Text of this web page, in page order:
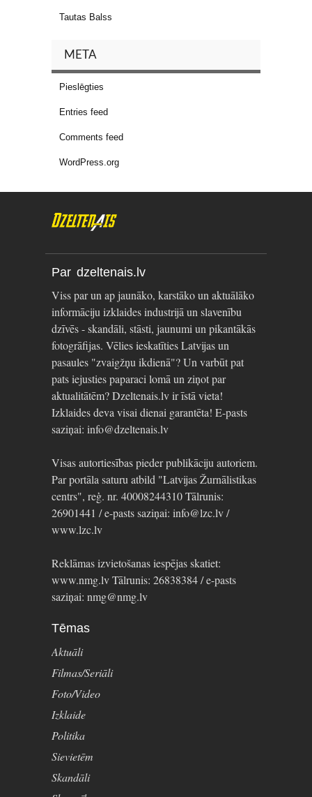
Tautas Balss
META
Pieslēgties
Entries feed
Comments feed
WordPress.org
Par dzeltenais.lv
Viss par un ap jaunāko, karstāko un aktuālāko
informāciju izklaides industrijā un slavenību
dzīvēs - skandāli, stāsti, jaunumi un pikantākās
fotogrāfijas. Vēlies ieskatīties Latvijas un
pasaules "zvaigžņu ikdienā"? Un varbūt pat
pats iejusties paparaci lomā un ziņot par
aktualitātēm? Dzeltenais.lv ir īstā vieta!
Izklaides deva visai dienai garantēta! E-pasts
saziņai: info@dzeltenais.lv
Visas autortiesības pieder publikāciju autoriem.
Par portāla saturu atbild "Latvijas Žurnālistikas
centrs", reģ. nr. 40008244310 Tālrunis:
26901441 / e-pasts saziņai: info@lzc.lv /
www.lzc.lv
Reklāmas izvietošanas iespējas skatiet:
www.nmg.lv Tālrunis: 26838384 / e-pasts
saziņai: nmg@nmg.lv
Tēmas
Aktuāli
Filmas/Seriāli
Foto/Video
Izklaide
Politika
Sievietēm
Skandāli